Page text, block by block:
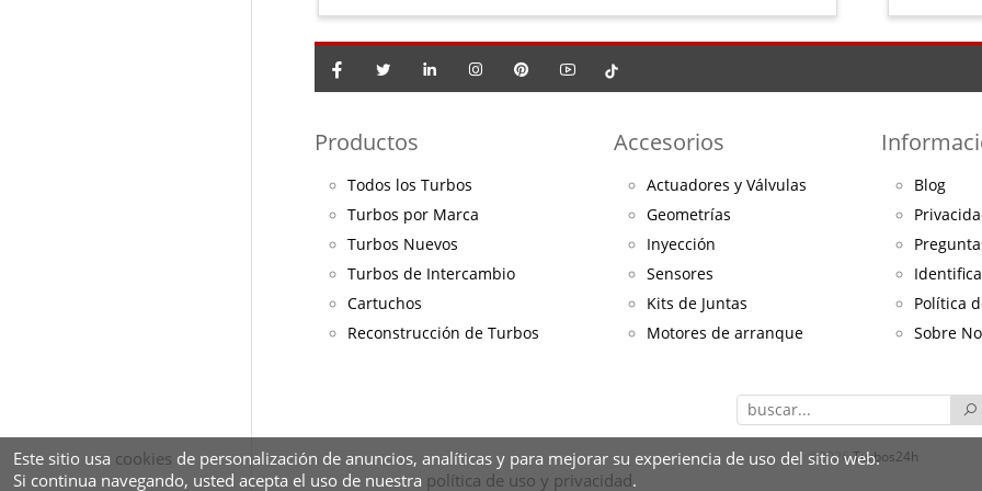
Productos
Todos los Turbos
Turbos por Marca
Turbos Nuevos
Turbos de Intercambio
Cartuchos
Reconstrucción de Turbos
Accesorios
Actuadores y Válvulas
Geometrías
Inyección
Sensores
Kits de Juntas
Motores de arranque
Blog
Política
Sobre
©2026Turbos24h
Este sitio usa cookies de personalización de anuncios, analíticas y para mejorar su experiencia de uso del sitio web.
Si continua navegando, usted acepta el uso de nuestra política de uso y privacidad.